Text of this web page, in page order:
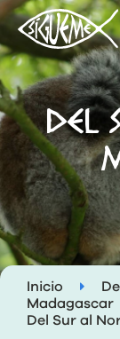
DEL
Inicio
Madagascar
Del Sur al